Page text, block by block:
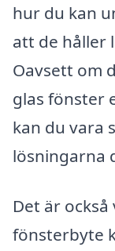
hur du kan
att de håller
Oavsett om
glas fönster
kan du vara
lösningarna
Det är
fönsterbyte